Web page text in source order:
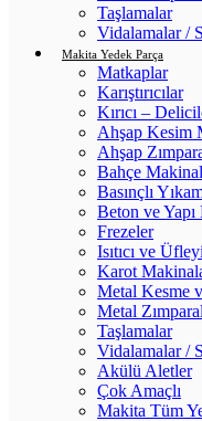
Taşlamalar
Vidalamalar /
Makita Yedek Parça
Matkaplar
Karıştırıcılar
Kırıcı –
Ahşap Kesim
Ahşap
Bahçe
Basınçlı
Beton ve
Frezeler
Isıtıcı ve
Karot
Metal Kesme
Metal
Taşlamalar
Vidalamalar /
Akülü Aletler
Çok Amaçlı
Makita Tüm